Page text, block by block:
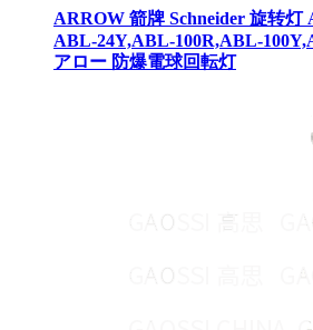
ARROW 箭牌 Schneider 旋转灯
アロー 防爆電球回転灯